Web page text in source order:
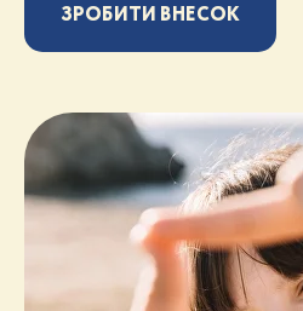
ЗРОБИТИ ВНЕСОК